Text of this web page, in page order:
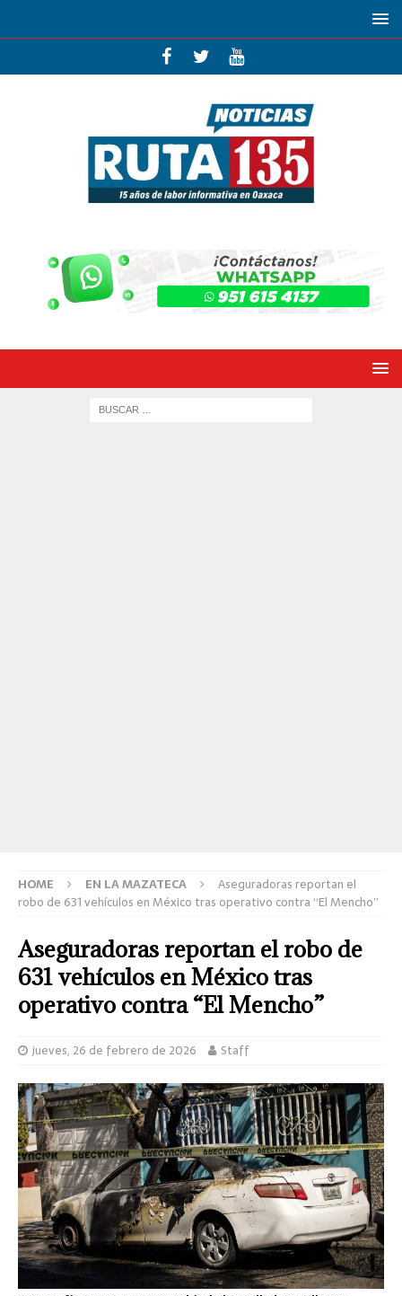
HOME EN LA MAZATECA
Aseguradoras reportan el
robo de 631 vehículos en México tras operativo contra “El Mencho”
Aseguradoras reportan el robo de
631 vehículos en México tras
operativo contra “El Mencho”
jueves, 26 de febrero de 2026 Staff